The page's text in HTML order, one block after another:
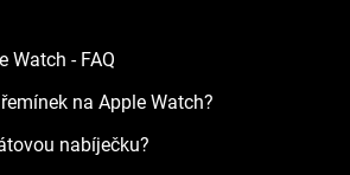
Watch - FAQ
na Apple Watch?
nabíječku?